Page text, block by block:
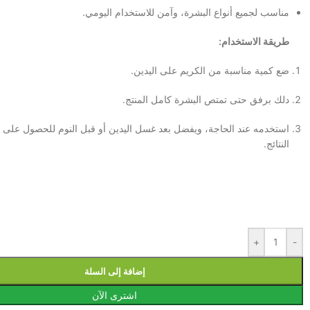
مناسب لجميع أنواع البشرة، وآمن للاستخدام اليومي.
طريقة الاستخدام:
ضع كمية مناسبة من الكريم على اليدين.
دلك برفق حتى تمتص البشرة كامل المنتج.
استخدمه عند الحاجة، ويفضل بعد غسل اليدين أو قبل النوم للحصول
النتائج.
-
+
إضافة إلى السلة
اشترى الآن